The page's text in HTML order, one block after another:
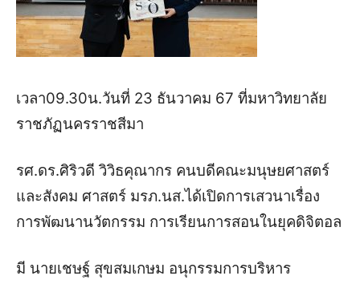
เวลา09.30น.วันที่ 23 ธันวาคม 67 ที่มหาวิทยาลัย
ราชภัฏนครราชสีมา
รศ.ดร.ศิริวดี วิวิธคุณากร คนบดีคณะมนุษยศาสตร์
และสังคม ศาสตร์ มรภ.นส.ได้เปิดการเสวนาเรื่อง
การพัฒนานวัตกรรม การเรียนการสอนในยุคดิจิตอล
มี นายเชษฐ์ สุขสมเกษม อนุกรรมการบริหาร